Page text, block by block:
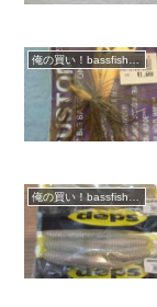
俺の買い！bassfishing